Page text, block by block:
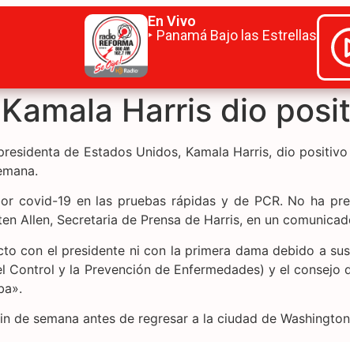
En Vivo
‣ Panamá Bajo las Estrellas
Harris dio
de Estados Unidos, Kamala Harris, dio
covid-19 en las pruebas rápidas y de PCR. No ha
Allen, Secretaria de Prensa de Harris, en un
con el presidente ni con la primera dama debido a
Control y la Prevención de Enfermedades) y el consejo
de semana antes de regresar a la ciudad de